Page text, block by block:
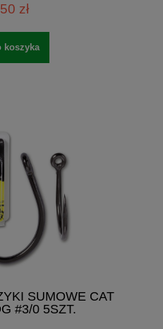
zł
koszyka
SUMOWE CAT
#3/0 5SZT.